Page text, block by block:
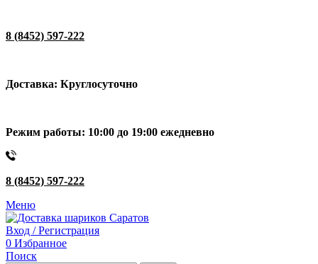
8 (8452) 597-222
Доставка: Круглосуточно
Режим работы: 10:00 до 19:00 ежедневно
8 (8452) 597-222
Меню
Вход / Регистрация
0 Избранное
Поиск